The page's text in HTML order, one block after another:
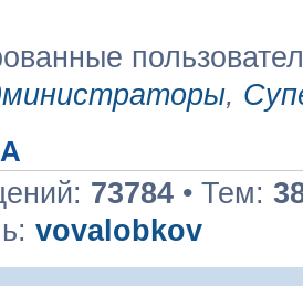
,
73784 • Тем:
vovalobkov